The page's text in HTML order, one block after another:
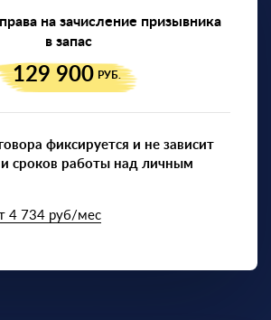
на зачисление призывника
в запас
129 900 РУБ.
фиксируется и не зависит
сроков работы над личным
4 734 руб/мес